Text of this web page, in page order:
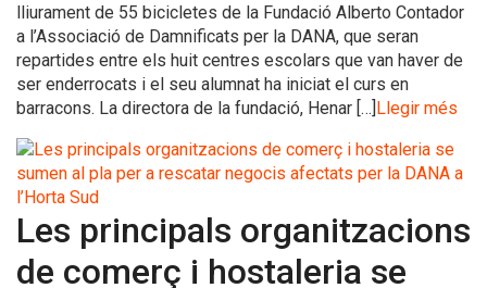
lliurament de 55 bicicletes de la Fundació Alberto Contador
a l’Associació de Damnificats per la DANA, que seran
repartides entre els huit centres escolars que van haver de
ser enderrocats i el seu alumnat ha iniciat el curs en
barracons. La directora de la fundació, Henar […]Llegir més
Les principals organitzacions
de comerç i hostaleria se